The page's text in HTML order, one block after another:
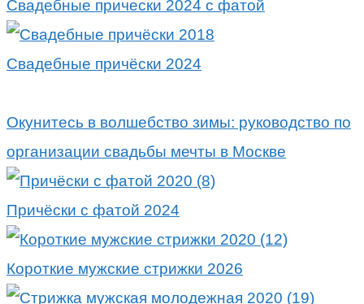
Свадебные прически 2024 с фатой
Свадебные причёски 2024
Окунитесь в волшебство зимы: руководство по
организации свадьбы мечты в Москве
Причёски с фатой 2024
Короткие мужские стрижки 2026